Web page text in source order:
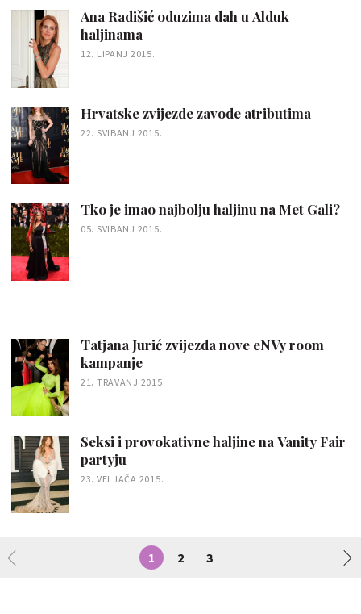
Ana Radišić oduzima dah u Alduk
haljinama
12. LIPANJ 2015.
Hrvatske zvijezde zavode atributima
22. SVIBANJ 2015.
Tko je imao najbolju haljinu na Met Gali?
05. SVIBANJ 2015.
Tatjana Jurić zvijezda nove eNVy room
kampanje
21. TRAVANJ 2015.
Seksi i provokativne haljine na Vanity Fair
partyju
23. VELJAČA 2015.
1 2 3